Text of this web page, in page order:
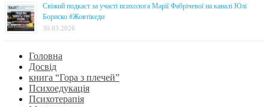
Свіжий подкаст за участі психолога Марії Фабрічевої на каналі Юлі
Бориско #Жовтікеди
30.03.2026
Головна
Досвід
книга “Гора з плечей”
Психоедукація
Психотерапія